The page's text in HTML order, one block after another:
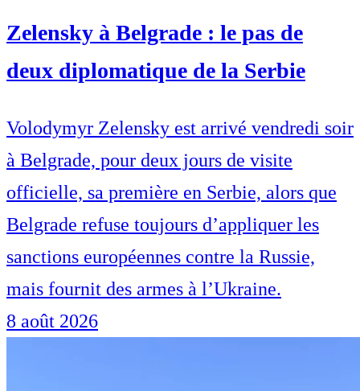
Zelensky à Belgrade : le pas de
deux diplomatique de la Serbie
Volodymyr Zelensky est arrivé vendredi soir
à Belgrade, pour deux jours de visite
officielle, sa première en Serbie, alors que
Belgrade refuse toujours d’appliquer les
sanctions européennes contre la Russie,
mais fournit des armes à l’Ukraine.
8 août 2026